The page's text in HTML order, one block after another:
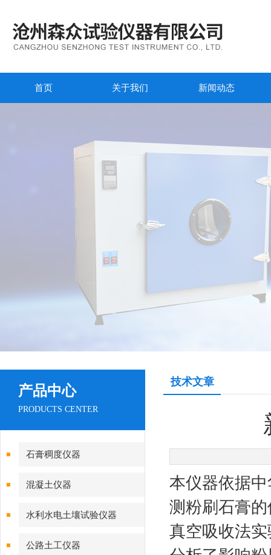
首页 关于我们 新闻动态
产品中心
PRODUCTS CENTER
石膏稠度仪器
混凝土仪器
水利水电土壤试验仪器
公路土工仪器
技术文章
本仪器依据
测粉刷石膏
真空吸收法